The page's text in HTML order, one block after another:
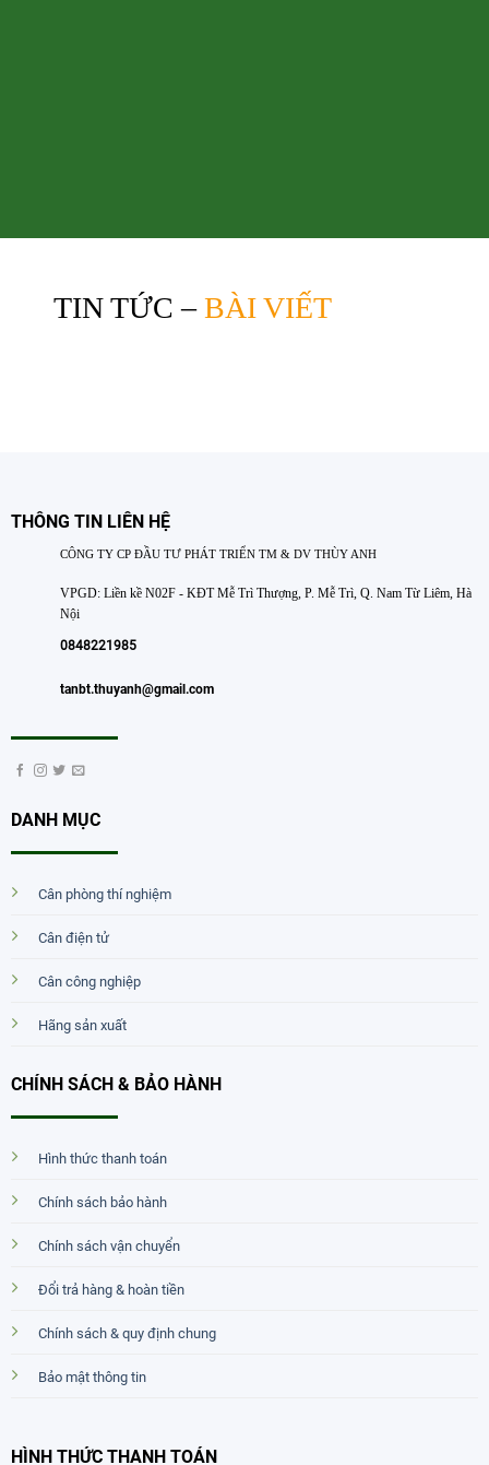
TIN TỨC –BÀI VIẾT
THÔNG TIN LIÊN HỆ
CÔNG TY CP ĐẦU TƯ PHÁT TRIỂN TM & DV THÙY ANH
VPGD: Liền kề N02F - KĐT Mễ Trì Thượng, P. Mễ Trì, Q. Nam Từ Liêm, Hà
Nội
0848221985
tanbt.thuyanh@gmail.com
DANH MỤC
Cân phòng thí nghiệm
Cân điện tử
Cân công nghiệp
Hãng sản xuất
CHÍNH SÁCH & BẢO HÀNH
Hình thức thanh toán
Chính sách bảo hành
Chính sách vận chuyển
Đổi trả hàng & hoàn tiền
Chính sách & quy định chung
Bảo mật thông tin
HÌNH THỨC THANH TOÁN